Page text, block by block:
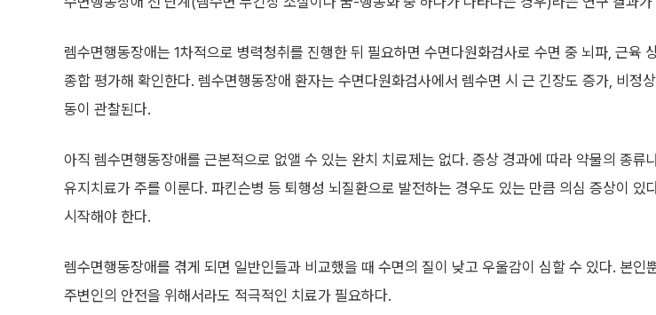
렘수면행동장애는 1차적으로 병력청취를 진행한 뒤 필요하면 수면다원화검사로 수면 중 뇌파, 근육
종합 평가해 확인한다. 렘수면행동장애 환자는 수면다원화검사에서 렘수면 시 근 긴장도 증가, 비정
동이 관찰된다.
아직 렘수면행동장애를 근본적으로 없앨 수 있는 완치 치료제는 없다. 증상 경과에 따라 약물의 종류
유지치료가 주를 이룬다. 파킨슨병 등 퇴행성 뇌질환으로 발전하는 경우도 있는 만큼 의심 증상이 있
시작해야 한다.
렘수면행동장애를 겪게 되면 일반인들과 비교했을 때 수면의 질이 낮고 우울감이 심할 수 있다. 본인
주변인의 안전을 위해서라도 적극적인 치료가 필요하다.